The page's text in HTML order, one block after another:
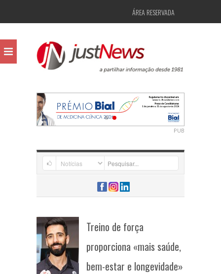
ÁREA RESERVADA
PUB
Treino de força
proporciona «mais saúde,
bem-estar e longevidade»